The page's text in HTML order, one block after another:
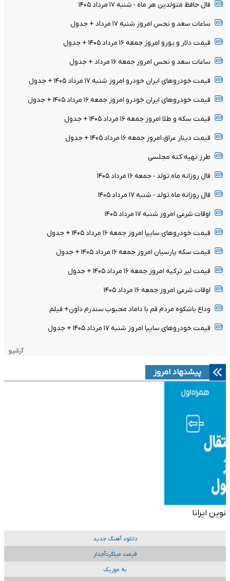
فال حافظ متولدین هر ماه - شنبه ۱۷ مرداد ۱۴۰۵
ساعات سعد و نحس امروز شنبه ۱۷ مرداد + جدول
قیمت دلار و یورو امروز جمعه ۱۶ مرداد ۱۴۰۵ + جدول
ساعات سعد و نحس امروز جمعه ۱۶ مرداد + جدول
قیمت خودرو‌های ایران خودرو امروز شنبه ۱۷ مرداد ۱۴۰۵ + جدول
قیمت خودرو‌های ایران خودرو امروز جمعه ۱۶ مرداد ۱۴۰۵ + جدول
قیمت سکه و طلا امروز جمعه ۱۶ مرداد ۱۴۰۵ + جدول
قیمت دینار عراق امروز جمعه ۱۶ مرداد ۱۴۰۵ + جدول
طرز تهیه کته مجلسی
فال روزانه ماه تولد - جمعه ۱۶ مرداد ۱۴۰۵
فال روزانه ماه تولد - شنبه ۱۷ مرداد ۱۴۰۵
اوقات شرعی امروز شنبه ۱۷ مرداد ۱۴۰۵
قیمت خودرو‌های سایپا امروز جمعه ۱۶ مرداد ۱۴۰۵ + جدول
قیمت سکه پارسیان امروز جمعه ۱۶ مرداد ۱۴۰۵ + جدول
قیمت لیر ترکیه امروز جمعه ۱۶ مرداد ۱۴۰۵ + جدول
اوقات شرعی امروز جمعه ۱۶ مرداد ۱۴۰۵
وداع باشکوه مردم قم با داماد محبوب سندرم داون+ فیلم
قیمت خودرو‌های سایپا امروز شنبه ۱۷ مرداد ۱۴۰۵ + جدول
آرشیو
پیشنهاد امروز
نوین ایرانا
دانلود آهنگ جدید
قیمت میلگردآجدار
به موزیک